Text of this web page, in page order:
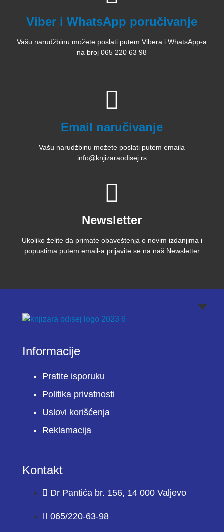
Viber i WhatsApp poručivanje
Vašu narudžbinu možete poslati putem Vibera i WhatsApp-a
na broj 065 220 63 98
Email naručivanje
Vašu narudžbinu možete poslati putem emaila
info@knjizaraodisej.rs
Newsletter
Ukoliko želite da primate obaveštenja o novim izdanjima i
popustima putem email-a prijavite se na naš Newsletter
Informacije
Pratite isporuku
Politika privatnosti
Uslovi korišćenja
Reklamacija
Kontakt
Dr Pantića br. 156, 14 000 Valjevo
065/220-63-98